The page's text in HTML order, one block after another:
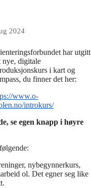
2024
har utgitt
nye, digitale
i kart og
du finner det her:
www.o-
introkurs/
se egen knapp i høyre
nybegynnerkurs,
ol. Det egner seg like